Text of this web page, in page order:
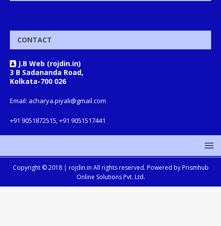
CONTACT
J.B Web (rojdin.in)
3 B Sadananda Road,
Kolkata-700 026
Email: acharya.piyali@gmail.com
+91 9051872515, +91 9051517441
Copyright © 2018 | rojdin.in All rights reserved. Powered by Prismhub
Online Solutions Pvt. Ltd.